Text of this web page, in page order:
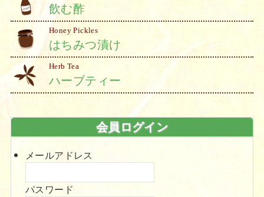
飲む酢
Honey Pickles
はちみつ漬け
Herb Tea
ハーブティー
会員ログイン
メールアドレス
パスワード